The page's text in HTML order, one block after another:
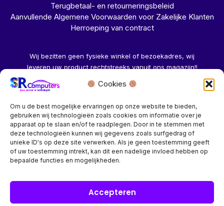
Cookies
Om u de best mogelijke ervaringen op onze website te bieden,
gebruiken wij technologieën zoals cookies om informatie over je
apparaat op te slaan en/of te raadplegen. Door in te stemmen met
deze technologieën kunnen wij gegevens zoals surfgedrag of
unieke ID's op deze site verwerken. Als je geen toestemming geeft
of uw toestemming intrekt, kan dit een nadelige invloed hebben op
bepaalde functies en mogelijkheden.
Accepteren
Terugbetaal- en retourneringsbeleid
Aanvullende Algemene Voorwaarden voor Zakelijke Klanten
Herroeping van contract
Wij bezitten geen fysieke winkel of bezoekadres, wij
leveren uw product rechtstreeks vanuit ons magazijn!!
Herroeping aanvragen →
Bedrijf? vraag een account aan voor speciale prijzen!